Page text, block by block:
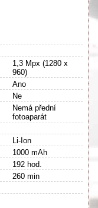
1,3 Mpx (1280 x
960)
Ano
Ne
Nemá přední
fotoaparát
Li-Ion
1000 mAh
192 hod.
260 min